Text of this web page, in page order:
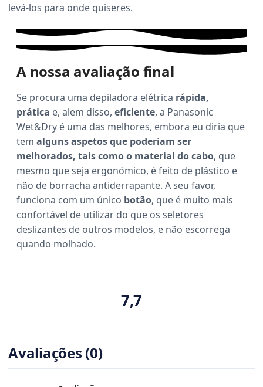
levá-los para onde quiseres.
7,7
A nossa avaliação final
Se procura uma depiladora elétrica rápida,
prática e, alem disso, eficiente, a Panasonic
Wet&Dry é uma das melhores, embora eu diria que
tem alguns aspetos que poderiam ser
melhorados, tais como o material do cabo, que
mesmo que seja ergonómico, é feito de plástico e
não de borracha antiderrapante. A seu favor,
funciona com um único botão, que é muito mais
confortável de utilizar do que os seletores
deslizantes de outros modelos, e não escorrega
quando molhado.
Avaliações (0)